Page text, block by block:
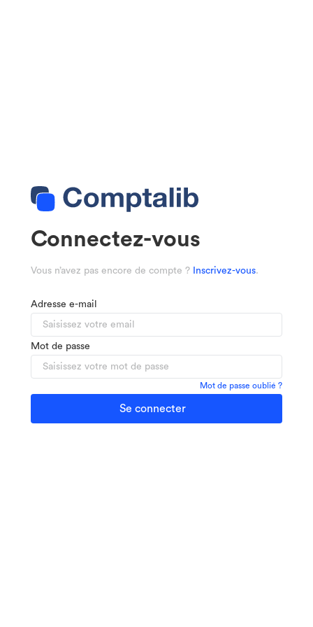
Connectez-vous
Vous n’avez pas encore de compte ? Inscrivez-vous.
Adresse e-mail
Mot de passe
Mot de passe oublié ?
Se connecter